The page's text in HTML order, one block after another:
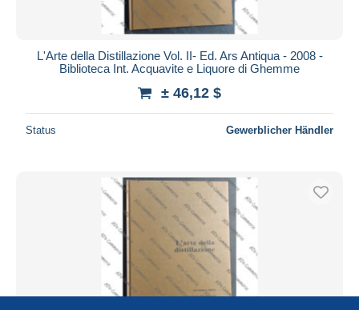
L'Arte della Distillazione Vol. II- Ed. Ars Antiqua - 2008 -
Biblioteca Int. Acquavite e Liquore di Ghemme
± 46,12 $
Status Gewerblicher Händler